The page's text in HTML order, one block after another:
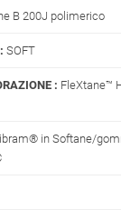
B 200J polimerico
SOFT
: FleXtane™
in Softane/